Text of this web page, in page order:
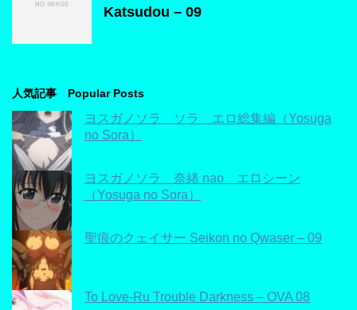
Katsudou – 09
人気記事 Popular Posts
ヨスガノソラ ソラ エロ総集編（Yosuga
no Sora）
ヨスガノソラ 奈緒 nao エロシーン
（Yosuga no Sora）
聖痕のクェイサー Seikon no Qwaser – 09
To Love-Ru Trouble Darkness – OVA 08